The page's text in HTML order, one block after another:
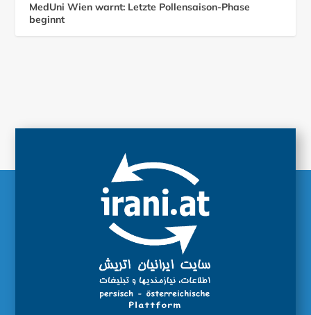
MedUni Wien warnt: Letzte Pollensaison-Phase
beginnt